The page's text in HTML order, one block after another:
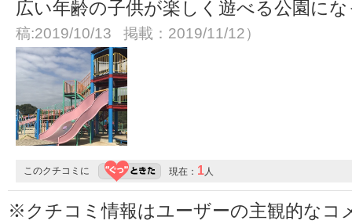
広い年齢の子供が楽しく遊べる公園に
稿:2019/10/13 掲載：2019/11/12）
このクチコミに 現在： 1人
※クチコミ情報はユーザーの主観的なコ